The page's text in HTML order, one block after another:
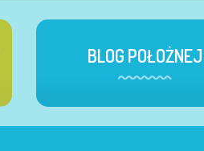
BLOG POŁOŻNEJ